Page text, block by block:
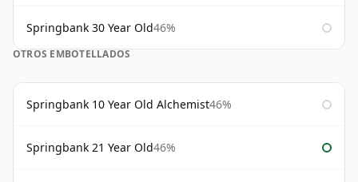
Springbank 30 Year Old46%
OTROS EMBOTELLADOS
Springbank 10 Year Old Alchemist46%
Springbank 21 Year Old46%